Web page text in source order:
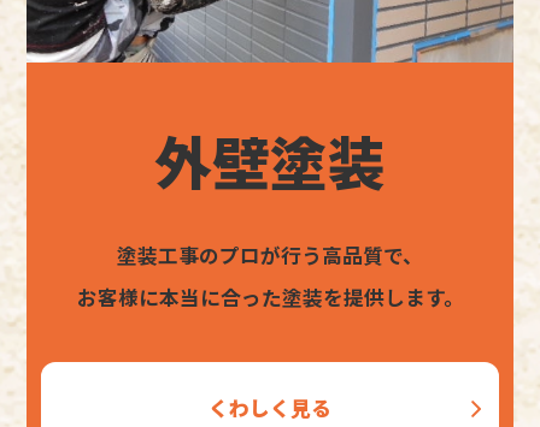
外壁塗装
塗装工事のプロが行う高品質で、
お客様に本当に合った塗装を提供します。
くわしく見る